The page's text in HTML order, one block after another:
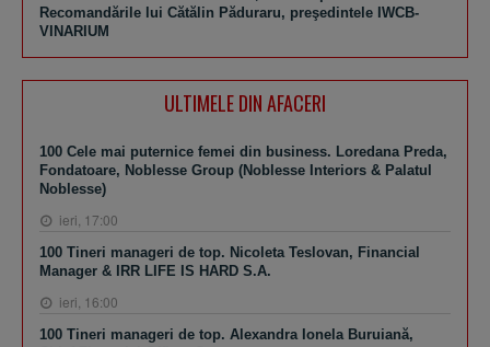
Recomandările lui Cătălin Păduraru, preşedintele IWCB-
VINARIUM
ULTIMELE DIN AFACERI
100 Cele mai puternice femei din business. Loredana Preda,
Fondatoare, Noblesse Group (Noblesse Interiors & Palatul
Noblesse)
ieri, 17:00
100 Tineri manageri de top. Nicoleta Teslovan, Financial
Manager & IRR LIFE IS HARD S.A.
ieri, 16:00
100 Tineri manageri de top. Alexandra Ionela Buruiană,